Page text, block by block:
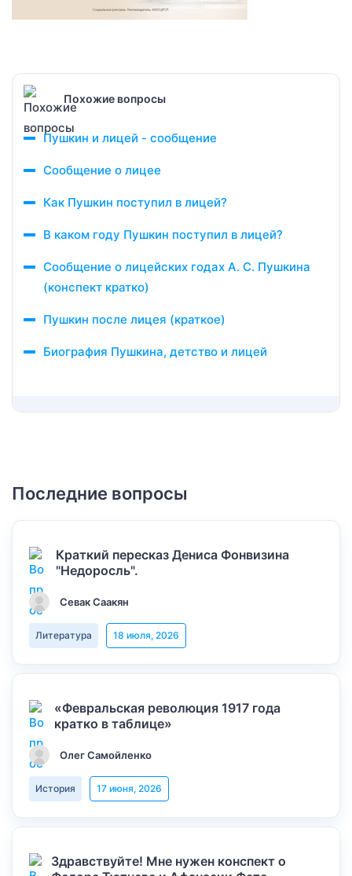
Похожие вопросы
Пушкин и лицей - сообщение
Сообщение о лицее
Как Пушкин поступил в лицей?
В каком году Пушкин поступил в лицей?
Сообщение о лицейских годах А. С. Пушкина
(конспект кратко)
Пушкин после лицея (краткое)
Биография Пушкина, детство и лицей
Последние вопросы
Краткий пересказ Дениса Фонвизина
"Недоросль".
Севак Саакян
Литература 18 июля, 2026
«Февральская революция 1917 года
кратко в таблице»
Олег Самойленко
История 17 июня, 2026
Здравствуйте! Мне нужен конспект о